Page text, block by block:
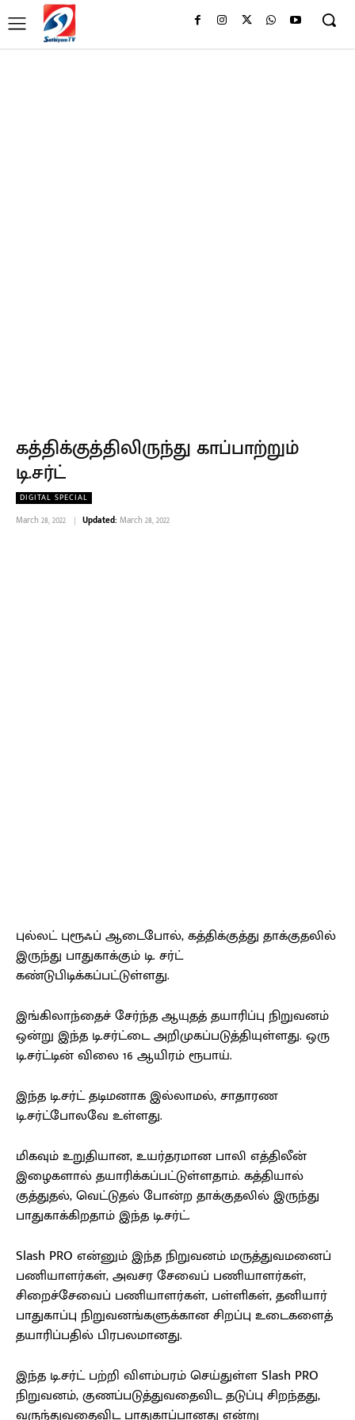
கத்திக்குத்திலிருந்து காப்பாற்றும்
டி.சர்ட்
DIGITAL SPECIAL
March 28, 2022 Updated: March 28, 2022
புல்லட் புரூஃப் ஆடைபோல், கத்திக்குத்து தாக்குதலில்
இருந்து பாதுகாக்கும் டி. சர்ட்
கண்டுபிடிக்கப்பட்டுள்ளது.
இங்கிலாந்தைச் சேர்ந்த ஆயுதத் தயாரிப்பு நிறுவனம்
ஒன்று இந்த டி.சர்ட்டை அறிமுகப்படுத்தியுள்ளது. ஒரு
டி.சர்ட்டின் விலை 16 ஆயிரம் ரூபாய்.
இந்த டி.சர்ட் தடிமனாக இல்லாமல், சாதாரண
டி.சர்ட்போலவே உள்ளது.
மிகவும் உறுதியான, உயர்தரமான பாலி எத்திலீன்
இழைகளால் தயாரிக்கப்பட்டுள்ளதாம். கத்தியால்
குத்துதல், வெட்டுதல் போன்ற தாக்குதலில் இருந்து
பாதுகாக்கிறதாம் இந்த டி.சர்ட்.
Slash PRO என்னும் இந்த நிறுவனம் மருத்துவமனைப்
பணியாளர்கள், அவசர சேவைப் பணியாளர்கள்,
சிறைச்சேவைப் பணியாளர்கள், பள்ளிகள், தனியார்
பாதுகாப்பு நிறுவனங்களுக்கான சிறப்பு உடைகளைத்
தயாரிப்பதில் பிரபலமானது.
இந்த டி.சர்ட் பற்றி விளம்பரம் செய்துள்ள Slash PRO
நிறுவனம், குணப்படுத்துவதைவிட தடுப்பு சிறந்தது,